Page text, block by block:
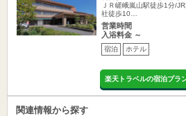
ＪＲ嵯峨嵐山駅徒歩1分/
社徒歩10…
営業時間
入浴料金 ～
宿泊 ホテル
楽天トラベルの宿泊プラ
関連情報から探す